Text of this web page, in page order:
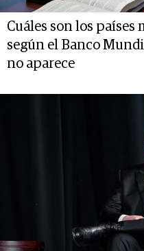
Cuáles son los países
según el Banco
no aparece